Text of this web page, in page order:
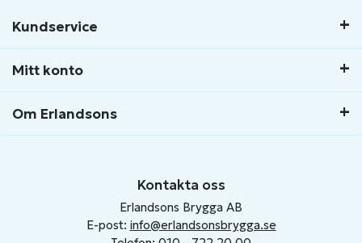
Kundservice
Mitt konto
Om Erlandsons
Kontakta oss
Erlandsons Brygga AB
E-post: info@erlandsonsbrygga.se